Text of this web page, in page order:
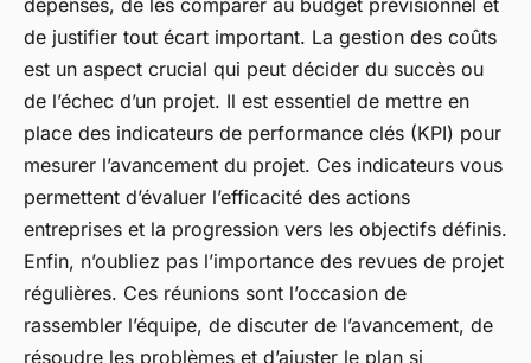
dépenses, de les comparer au budget prévisionnel et
de justifier tout écart important. La gestion des coûts
est un aspect crucial qui peut décider du succès ou
de l’échec d’un projet. Il est essentiel de mettre en
place des indicateurs de performance clés (KPI) pour
mesurer l’avancement du projet. Ces indicateurs vous
permettent d’évaluer l’efficacité des actions
entreprises et la progression vers les objectifs définis.
Enfin, n’oubliez pas l’importance des revues de projet
régulières. Ces réunions sont l’occasion de
rassembler l’équipe, de discuter de l’avancement, de
résoudre les problèmes et d’ajuster le plan si